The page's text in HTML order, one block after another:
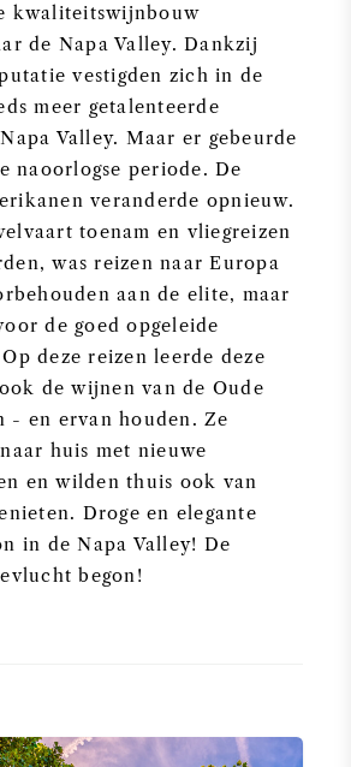
kwaliteitswijnbouw
de Napa Valley. Dankzij
vestigden zich in de
meer getalenteerde
Valley. Maar er gebeurde
naoorlogse periode. De
veranderde opnieuw.
toenam en vliegreizen
was reizen naar Europa
aan de elite, maar
de goed opgeleide
deze reizen leerde deze
de wijnen van de Oude
- en ervan houden. Ze
huis met nieuwe
en wilden thuis ook van
Droge en elegante
in de Napa Valley! De
begon!